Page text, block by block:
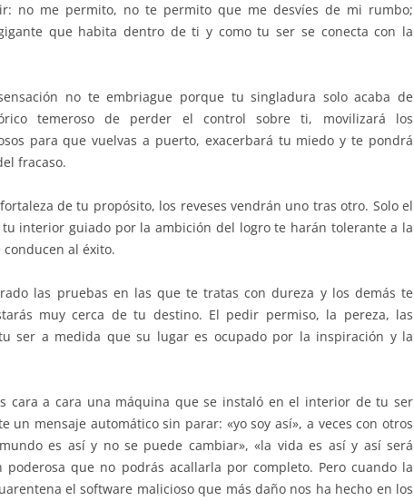
no me permito, no te permito que me desvíes de mi rumbo;
que habita dentro de ti y como tu ser se conecta con la
no te embriague porque tu singladura solo acaba de
temeroso de perder el control sobre ti, movilizará los
para que vuelvas a puerto, exacerbará tu miedo y te pondrá
fracaso.
de tu propósito, los reveses vendrán uno tras otro. Solo el
interior guiado por la ambición del logro te harán tolerante a la
al éxito.
las pruebas en las que te tratas con dureza y los demás te
muy cerca de tu destino. El pedir permiso, la pereza, las
ser a medida que su lugar es ocupado por la inspiración y la
cara a cara una máquina que se instaló en el interior de tu ser
un mensaje automático sin parar: «yo soy así», a veces con otros
es así y no se puede cambiar», «la vida es así y así será
poderosa que no podrás acallarla por completo. Pero cuando la
el software malicioso que más daño nos ha hecho en los